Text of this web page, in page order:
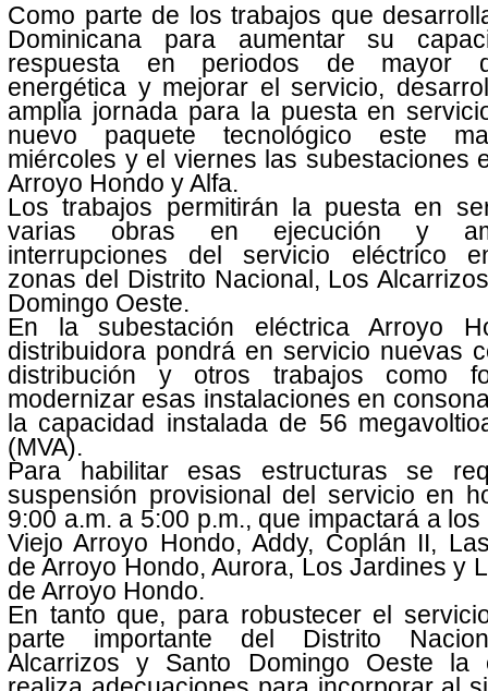
Como parte de los trabajos que
Dominicana para aumentar su
respuesta en periodos de mayor
energética y mejorar el servicio,
amplia jornada para la puesta en
nuevo paquete tecnológico este
miércoles y el viernes las subestaciones
Arroyo Hondo y Alfa.
Los trabajos permitirán la puesta en
varias obras en ejecución y
interrupciones del servicio eléctrico
zonas del Distrito Nacional, Los
Domingo Oeste.
En la subestación eléctrica Arroyo
distribuidora pondrá en servicio nuevas
distribución y otros trabajos como
modernizar esas instalaciones en
la capacidad instalada de 56
(MVA).
Para habilitar esas estructuras se
suspensión provisional del servicio en
9:00 a.m. a 5:00 p.m., que impactará a
Viejo Arroyo Hondo, Addy, Coplán II,
de Arroyo Hondo, Aurora, Los Jardines y
de Arroyo Hondo.
En tanto que, para robustecer el
parte importante del Distrito
Alcarrizos y Santo Domingo Oeste la